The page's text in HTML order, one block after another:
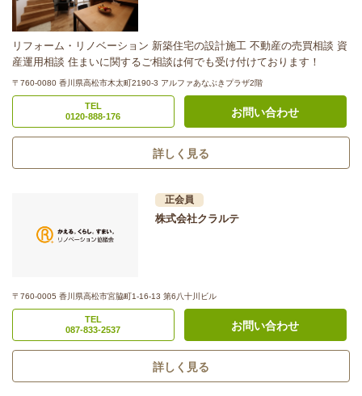
リフォーム・リノベーション 新築住宅の設計施工 不動産の売買相談 資
産運用相談 住まいに関するご相談は何でも受け付けております！
〒760-0080 香川県高松市木太町2190-3 アルファあなぶきプラザ2階
TEL
0120-888-176
お問い合わせ
詳しく見る
正会員
株式会社クラルテ
〒760-0005 香川県高松市宮脇町1-16-13 第6八十川ビル
TEL
087-833-2537
お問い合わせ
詳しく見る